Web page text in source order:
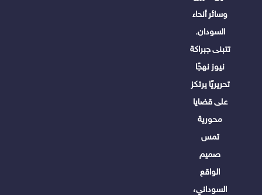
وسائر أنحاء
السودان.
تتبنى جبراكة
نيوز نهجًا
تحريريًا يرتكز
على قضايا
محورية
تمس
صميم
الواقع
السوداني،